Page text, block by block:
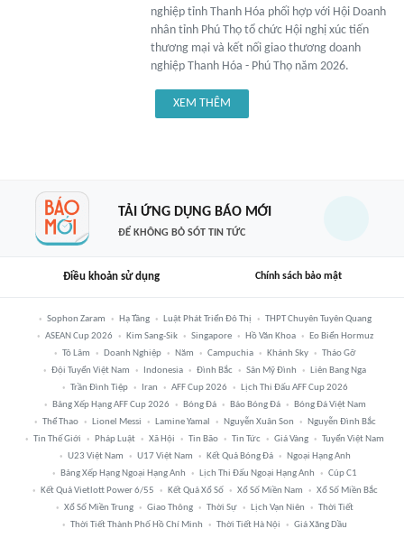
nghiệp tỉnh Thanh Hóa phối hợp với Hội Doanh
nhân tỉnh Phú Thọ tổ chức Hội nghị xúc tiến
thương mại và kết nối giao thương doanh
nghiệp Thanh Hóa - Phú Thọ năm 2026.
XEM THÊM
TẢI ỨNG DỤNG BÁO MỚI
ĐỂ KHÔNG BỎ SÓT TIN TỨC
Điều khoản sử dụng Chính sách bảo mật
Sophon Zaram Hạ Tầng Luật Phát Triển Đô Thị
THPT Chuyên Tuyên Quang
ASEAN Cup 2026
Kim Sang-Sik Singapore Hồ Văn Khoa
Eo Biển Hormuz
Tô Lâm
Doanh Nghiệp Năm Campuchia Khánh Sky
Tháo Gỡ
Đội Tuyển Việt Nam
Indonesia Đình Bắc Sân Mỹ Đình
Liên Bang Nga
Trần Đình Tiệp
Iran AFF Cup 2026
Lịch Thi Đấu AFF Cup 2026
Bảng Xếp Hạng AFF Cup 2026
Bóng Đá Báo Bóng Đá
Bóng Đá Việt Nam
Thể Thao
Lionel Messi Lamine Yamal Nguyễn Xuân Son
Nguyễn Đình Bắc
Tin Thế Giới
Pháp Luật Xã Hội Tin Bão Tin Tức Giá Vàng
Tuyển Việt Nam
U23 Việt Nam
U17 Việt Nam Kết Quả Bóng Đá
Ngoại Hạng Anh
Bảng Xếp Hạng Ngoại Hạng Anh
Lịch Thi Đấu Ngoại Hạng Anh
Cúp C1
Kết Quả Vietlott Power 6/55
Kết Quả Xổ Số Xổ Số Miền Nam
Xổ Số Miền Bắc
Xổ Số Miền Trung
Giao Thông Thời Sự Lịch Vạn Niên
Thời Tiết
Thời Tiết Thành Phố Hồ Chí Minh
Thời Tiết Hà Nội Giá Xăng Dầu